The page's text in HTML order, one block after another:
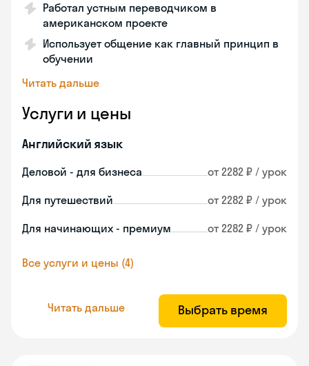
Работал устным переводчиком в
американском проекте
Использует общение как главный принцип в
обучении
Читать дальше
Услуги и цены
Английский язык
Деловой - для бизнеса от 2282 ₽ / урок
Для путешествий от 2282 ₽ / урок
Для начинающих - премиум от 2282 ₽ / урок
Все услуги и цены (4)
Читать дальше Выбрать время